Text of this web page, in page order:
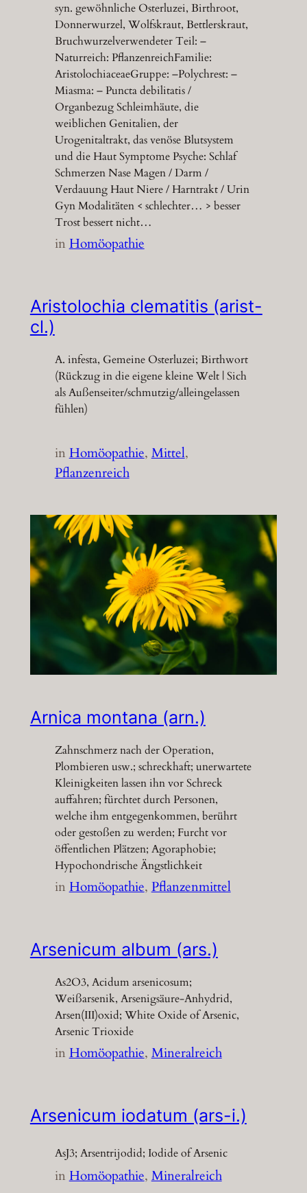
syn. gewöhnliche Osterluzei, Birthroot,
Donnerwurzel, Wolfskraut, Bettlerskraut,
Bruchwurzelverwendeter Teil: –
Naturreich: PflanzenreichFamilie:
AristolochiaceaeGruppe: –Polychrest: –
Miasma: – Puncta debilitatis /
Organbezug Schleimhäute, die
weiblichen Genitalien, der
Urogenitaltrakt, das venöse Blutsystem
und die Haut Symptome Psyche: Schlaf
Schmerzen Nase Magen / Darm /
Verdauung Haut Niere / Harntrakt / Urin
Gyn Modalitäten < schlechter… > besser
Trost bessert nicht…
inHomöopathie
Aristolochia clematitis (arist-
cl.)
A. infesta, Gemeine Osterluzei; Birthwort
(Rückzug in die eigene kleine Welt | Sich
als Außenseiter/schmutzig/alleingelassen
fühlen)
inHomöopathie, Mittel
Pflanzenreich
Arnica montana (arn.)
Zahnschmerz nach der Operation,
Plombieren usw.; schreckhaft; unerwartete
Kleinigkeiten lassen ihn vor Schreck
auffahren; fürchtet durch Personen,
welche ihm entgegenkommen, berührt
oder gestoßen zu werden; Furcht vor
öffentlichen Plätzen; Agoraphobie;
Hypochondrische Ängstlichkeit
inHomöopathie, Pflanzenmittel
Arsenicum album (ars.)
As2O3, Acidum arsenicosum;
Weißarsenik, Arsenigsäure-Anhydrid,
Arsen(III)oxid; White Oxide of Arsenic,
Arsenic Trioxide
inHomöopathie, Mineralreich
Arsenicum iodatum (ars-i.)
AsJ3; Arsentrijodid; Iodide of Arsenic
inHomöopathie, Mineralreich